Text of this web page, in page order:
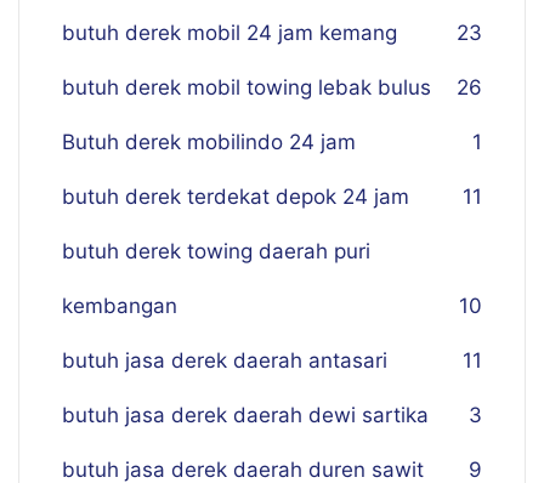
butuh derek mobil 24 jam kemang 23
butuh derek mobil towing lebak bulus 26
Butuh derek mobilindo 24 jam 1
butuh derek terdekat depok 24 jam 11
butuh derek towing daerah puri
kembangan 10
butuh jasa derek daerah antasari 11
butuh jasa derek daerah dewi sartika 3
butuh jasa derek daerah duren sawit 9